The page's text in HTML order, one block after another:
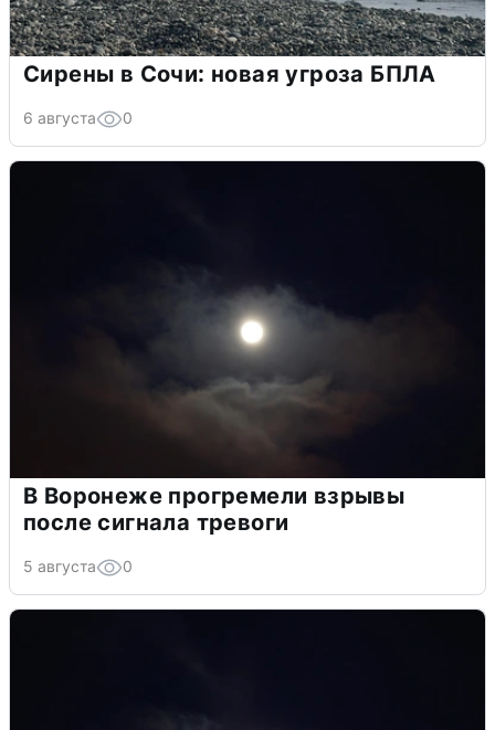
Сирены в Сочи: новая угроза БПЛА
6 августа 0
В Воронеже прогремели взрывы
после сигнала тревоги
5 августа 0